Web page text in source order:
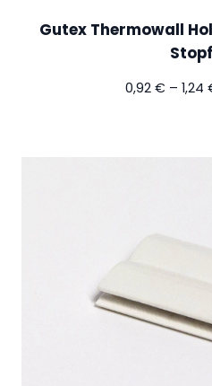
Gutex Thermowall
0,92 € – 1,24